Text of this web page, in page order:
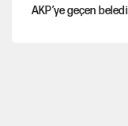
AKP’ye geçen